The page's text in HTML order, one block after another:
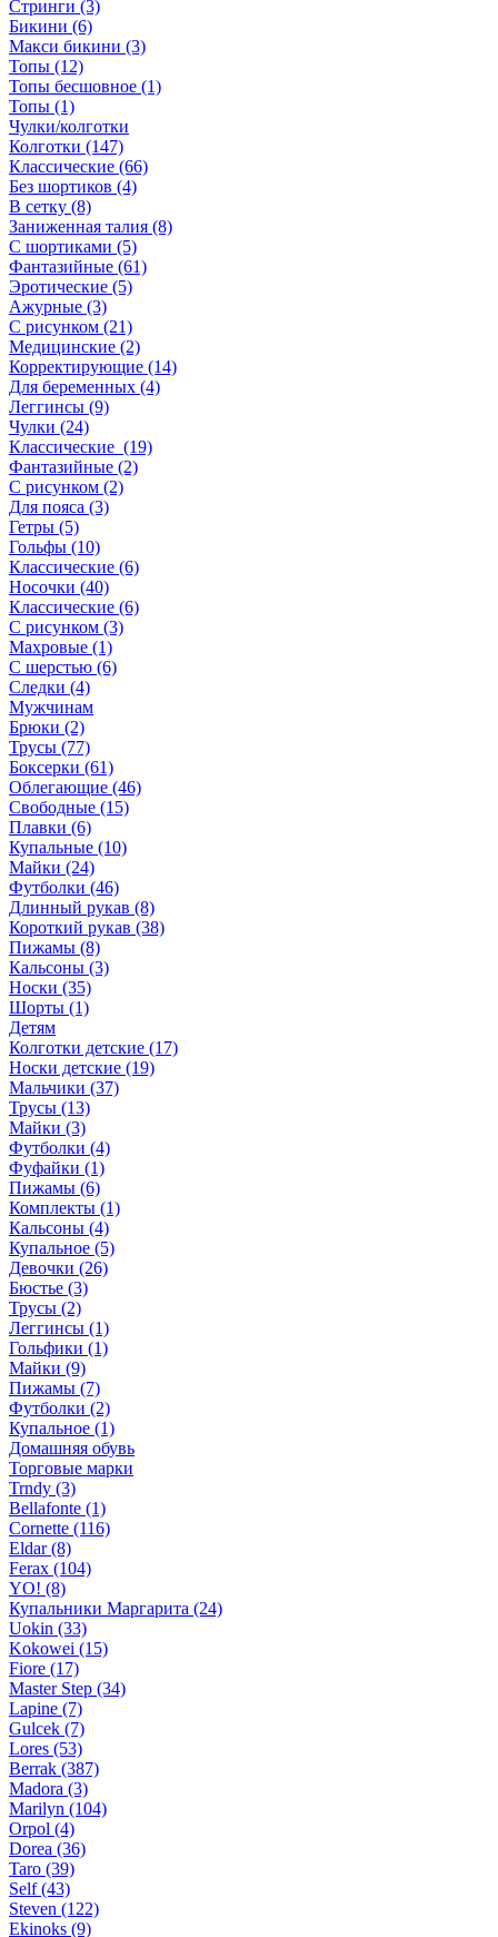
Стринги (3)
Бикини (6)
Макси бикини (3)
Топы (12)
Топы бесшовное (1)
Топы (1)
Чулки/колготки
Колготки (147)
Классические (66)
Без шортиков (4)
В сетку (8)
Заниженная талия (8)
C шортиками (5)
Фантазийные (61)
Эротические (5)
Ажурные (3)
С рисунком (21)
Медицинские (2)
Корректирующие (14)
Для беременных (4)
Леггинсы (9)
Чулки (24)
Классические (19)
Фантазийные (2)
С рисунком (2)
Для пояса (3)
Гетры (5)
Гольфы (10)
Классические (6)
Носочки (40)
Классические (6)
С рисунком (3)
Махровые (1)
С шерстью (6)
Следки (4)
Мужчинам
Брюки (2)
Трусы (77)
Боксерки (61)
Облегающие (46)
Свободные (15)
Плавки (6)
Купальные (10)
Майки (24)
Футболки (46)
Длинный рукав (8)
Короткий рукав (38)
Пижамы (8)
Кальсоны (3)
Носки (35)
Шорты (1)
Детям
Колготки детские (17)
Носки детские (19)
Мальчики (37)
Трусы (13)
Майки (3)
Футболки (4)
Фуфайки (1)
Пижамы (6)
Комплекты (1)
Кальсоны (4)
Купальное (5)
Девочки (26)
Бюстье (3)
Трусы (2)
Леггинсы (1)
Гольфики (1)
Майки (9)
Пижамы (7)
Футболки (2)
Купальное (1)
Домашняя обувь
Торговые марки
Trndy (3)
Bellafonte (1)
Cornette (116)
Eldar (8)
Ferax (104)
YO! (8)
Купальники Маргарита (24)
Uokin (33)
Kokowei (15)
Fiore (17)
Master Step (34)
Lapine (7)
Gulcek (7)
Lores (53)
Berrak (387)
Madora (3)
Marilyn (104)
Orpol (4)
Dorea (36)
Taro (39)
Self (43)
Steven (122)
Ekinoks (9)